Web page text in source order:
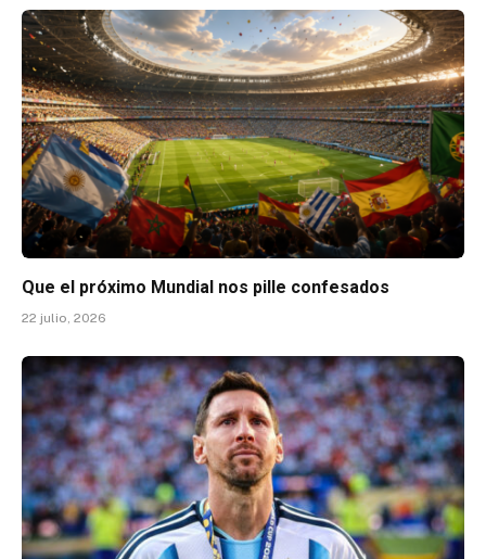
Que el próximo Mundial nos pille confesados
22 julio, 2026